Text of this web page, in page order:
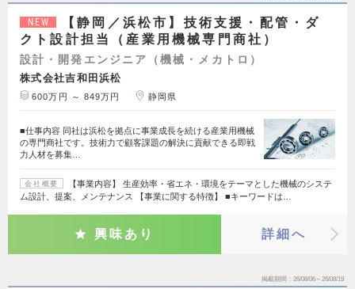
NEW
【静岡／浜松市】技術支援・配管・ダ
クト設計担当（産業用機械専門商社）
設計・開発エンジニア（機械・メカトロ）
株式会社吉和田浜松
600万円 ～ 849万円 静岡県
■仕事内容 同社は浜松を拠点に事業成長を続ける産業用機械
の専門商社です。技術力で顧客課題の解決に貢献できる即戦
力人材を募集…
会社概要
【事業内容】 生産効率・省エネ・環境をテーマとした機械のシステ
ム設計、提案、メンテナンス 【事業に関する特徴】 ■キーワードは…
興味あり 詳細へ
掲載期間 26/08/06～26/08/19